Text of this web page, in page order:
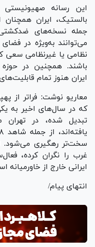
این رسانه
بالستیک، ایران همچنان
جمله نسخه‌های
می‌توانند به‌ویژه در
نظامی یا غیرنظامی سعی
باشند. همچنین در حوزه
ایران هنوز تمام
که در سال‌های اخیر به
تبدیل شده، در تهران
سخت‌تر رهگیری می‌شود.
غرب را نگران کرده،
ایرانی خارج از خاورمیانه
انتهای پیام/